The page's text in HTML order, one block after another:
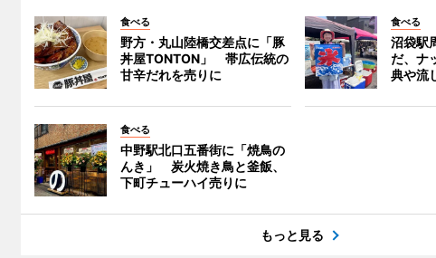
食べる
野方・丸山陸橋交差点に「豚
丼屋TONTON」 帯広伝統の
甘辛だれを売りに
食べる
沼袋駅
だ、ナ
典や流
食べる
中野駅北口五番街に「焼鳥の
んき」 炭火焼き鳥と釜飯、
下町チューハイ売りに
もっと見る